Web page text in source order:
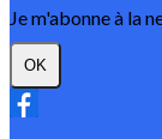
Je m'abonne à la
OK